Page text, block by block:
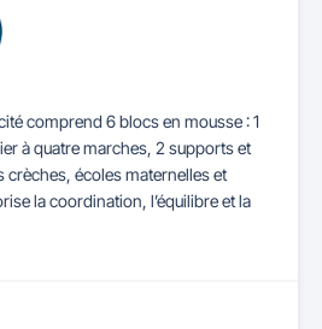
comprend 6 blocs en mousse : 1
à quatre marches, 2 supports et
crèches, écoles maternelles et
la coordination, l’équilibre et la